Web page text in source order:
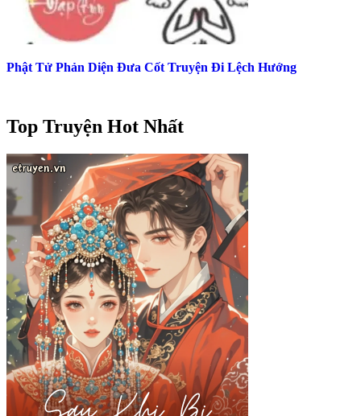
Phật Tử Phản Diện Đưa Cốt Truyện Đi Lệch Hướng
Top Truyện Hot Nhất